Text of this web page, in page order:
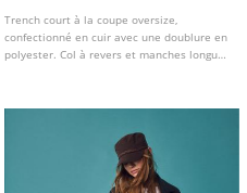
Trench court à la coupe oversize,
confectionné en cuir avec une doublure en
polyester. Col à revers et manches longues
boutonnée sur le devant.